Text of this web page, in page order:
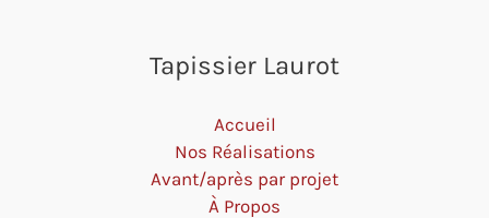
Tapissier Laurot
Accueil
Nos Réalisations
Avant/après par projet
À Propos